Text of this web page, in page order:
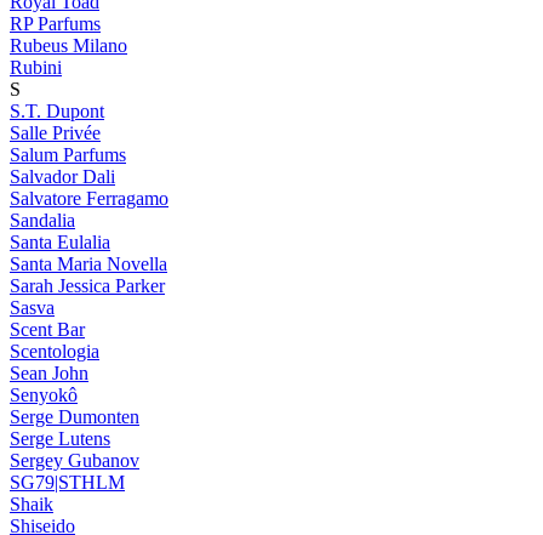
RP Parfums
Rubeus Milano
Rubini
S
S.T. Dupont
Salle Privée
Salum Parfums
Salvador Dali
Salvatore Ferragamo
Sandalia
Santa Eulalia
Santa Maria Novella
Sarah Jessica Parker
Sasva
Scent Bar
Scentologia
Sean John
Senyokô
Serge Dumonten
Serge Lutens
Sergey Gubanov
SG79|STHLM
Shaik
Shiseido